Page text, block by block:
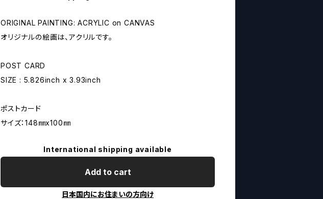
ORIGINAL PAINTING: ACRYLIC on CANVAS
オリジナルの絵画は、アクリルです。
POST CARD
SIZE : 5.826inch x 3.93inch
ポストカード
サイズ：148㎜x100㎜
International shipping available
Add to cart
日本国内にお住まいの方向け